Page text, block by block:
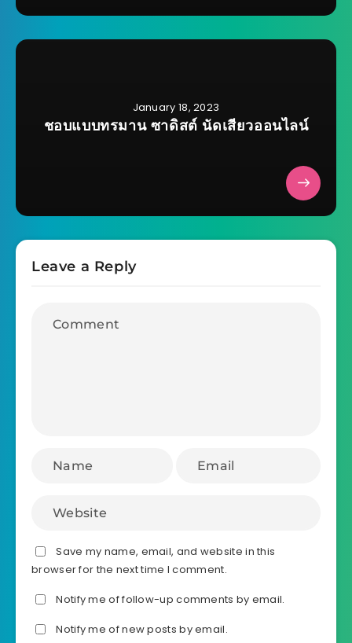
January 18, 2023
ชอบแบบทรมาน ซาดิสต์ นัดเสียวออนไลน์
Leave a Reply
Save my name, email, and website in this
browser for the next time I comment.
Notify me of follow-up comments by email.
Notify me of new posts by email.